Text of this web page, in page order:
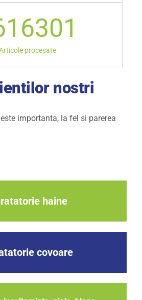
procesate
nostri
importanta, la fel si parerea
haine
covoare